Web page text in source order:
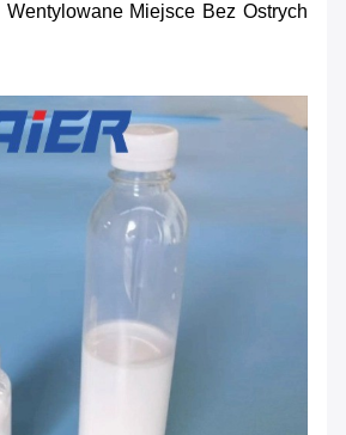
Wentylowane Miejsce Bez Ostrych